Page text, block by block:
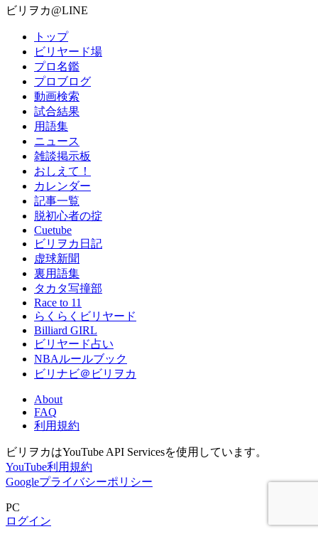
ビリヲカ@LINE
トップ
ビリヤード場
プロ名鑑
プロブログ
動画検索
試合結果
用語集
ニュース
雑談掲示板
おしえて！
カレンダー
記事一覧
脱初心者の掟
Cuetube
ビリヲカ日記
虚球新聞
裏用語集
タカタ写撞部
Race to 11
らくらくビリヤード
Billiard GIRL
ビリヤード占い
NBAルールブック
ビリナビ＠ビリヲカ
About
FAQ
利用規約
ビリヲカはYouTube API Servicesを使用しています。
YouTube利用規約
Googleプライバシーポリシー
PC
ログイン